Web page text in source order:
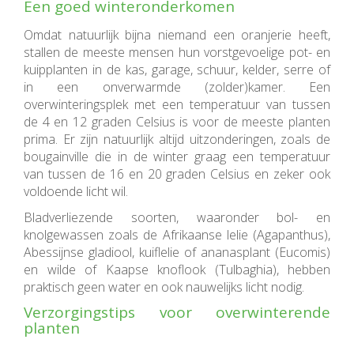
Een goed winteronderkomen
Omdat natuurlijk bijna niemand een oranjerie heeft,
stallen de meeste mensen hun vorstgevoelige pot- en
kuipplanten in de kas, garage, schuur, kelder, serre of
in een onverwarmde (zolder)kamer. Een
overwinteringsplek met een temperatuur van tussen
de 4 en 12 graden Celsius is voor de meeste planten
prima. Er zijn natuurlijk altijd uitzonderingen, zoals de
bougainville die in de winter graag een temperatuur
van tussen de 16 en 20 graden Celsius en zeker ook
voldoende licht wil.
Bladverliezende soorten, waaronder bol- en
knolgewassen zoals de Afrikaanse lelie (Agapanthus),
Abessijnse gladiool, kuiflelie of ananasplant (Eucomis)
en wilde of Kaapse knoflook (Tulbaghia), hebben
praktisch geen water en ook nauwelijks licht nodig.
Verzorgingstips voor overwinterende
planten